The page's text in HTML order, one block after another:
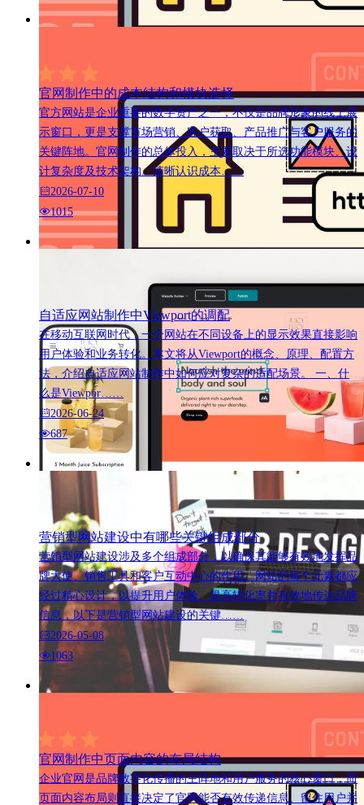
官网制作中的成本结构和模块选择
官方网站是企业重要的数字资产之一，不仅是品牌形象的线上展
示窗口，更是支撑市场营销、客户获取、产品推广与客户服务的
关键阵地。官网制作的总体投入，主要取决于所选功能模块、设
计复杂度及技术架构。清晰认识成本……
2026-07-10
1015
自适应网站制作中Viewport的调配
在移动互联网时代，一个网站在不同设备上的显示效果直接影响
用户体验和业务转化。本文将从Viewport的概念、原理、配置方
法，介绍自适应网站制作中如何应对复杂的适配场景。 一、什
么是Viewpor……
2026-06-24
687
营销型网站建设中有哪些关键组成部分
营销型网站建设涉及多个组成部分，以确保其能够有效地发挥品
牌大使、销售工具和客户互动中心的作用。网站的每个元素都应
经过精心设计，以提升用户体验、提高转化率并有效地传达品牌
信息，以下是营销型网站建设的关键……
2026-05-08
1063
官网制作中页面内容的布局结构
企业官网是品牌数字化传播的主阵地和用户服务的核心窗口，而
页面内容布局则直接决定了官网能否有效传递信息、留住用户并